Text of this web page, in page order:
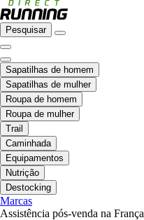
Pesquisar
Sapatilhas de homem
Sapatilhas de mulher
Roupa de homem
Roupa de mulher
Trail
Caminhada
Equipamentos
Nutrição
Destocking
Marcas
Assistência pós-venda na França